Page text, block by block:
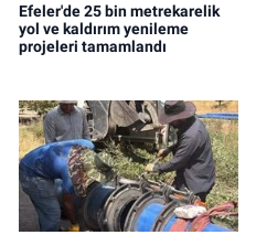
Efeler'de 25 bin metrekarelik
yol ve kaldırım yenileme
projeleri tamamlandı